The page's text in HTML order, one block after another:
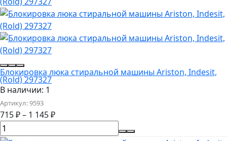
Блокировка люка стиральной машины Ariston, Indesit,
(Rold) 297327
В наличии: 1
Артикул:9593
715₽– 1 145₽